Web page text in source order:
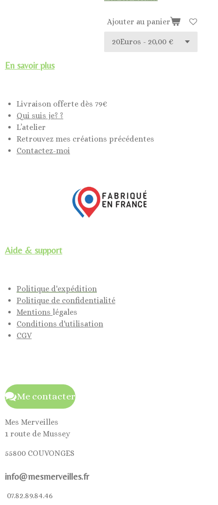
Ajouter au panier
En savoir plus
Livraison offerte dès 79€
Qui suis je? ?
L’atelier
Retrouvez mes créations précédentes
Contactez-moi
Aide & support
Politique d'expédition
Politique de confidentialité
Mentions légales
Conditions d'utilisation
CGV
Me contacter
Mes Merveilles
1 route de Mussey
55800 COUVONGES
info@mesmerveilles.fr
07.82.89.84.46